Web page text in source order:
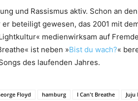
und Rassismus aktiv. Schon an
beteiligt gewesen, das 2001 mit
medienwirksam auf
ist neben »Bist du wach?«
des laufenden Jahres.
Floyd hamburg I Can't Breathe Juju